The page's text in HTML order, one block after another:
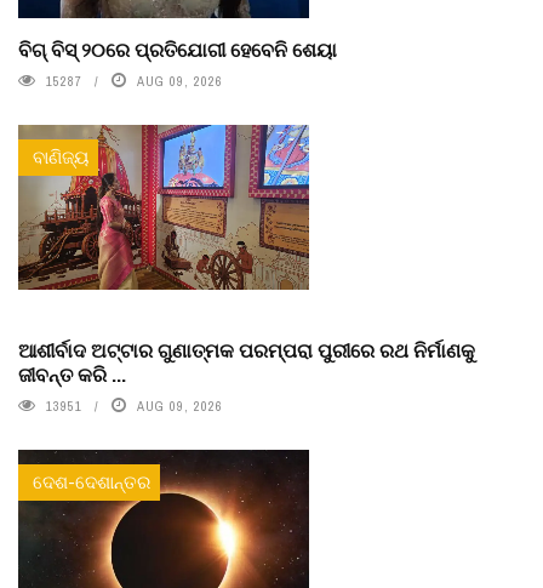
ବିଗ୍ ବିସ୍ ୨୦ରେ ପ୍ରତିଯୋଗୀ ହେବେନି ଶେୟା
15287 AUG 09, 2026
ବାଣିଜ୍ୟ
ଆଶୀର୍ବାଦ ଅଟ୍ଟାର ଗୁଣାତ୍ମକ ପରମ୍ପରା ପୁରୀରେ ରଥ ନିର୍ମାଣକୁ
ଜୀବନ୍ତ କରି ...
13951 AUG 09, 2026
ଦେଶ-ଦେଶାନ୍ତର